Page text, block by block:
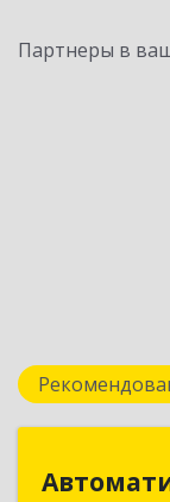
Партнеры в